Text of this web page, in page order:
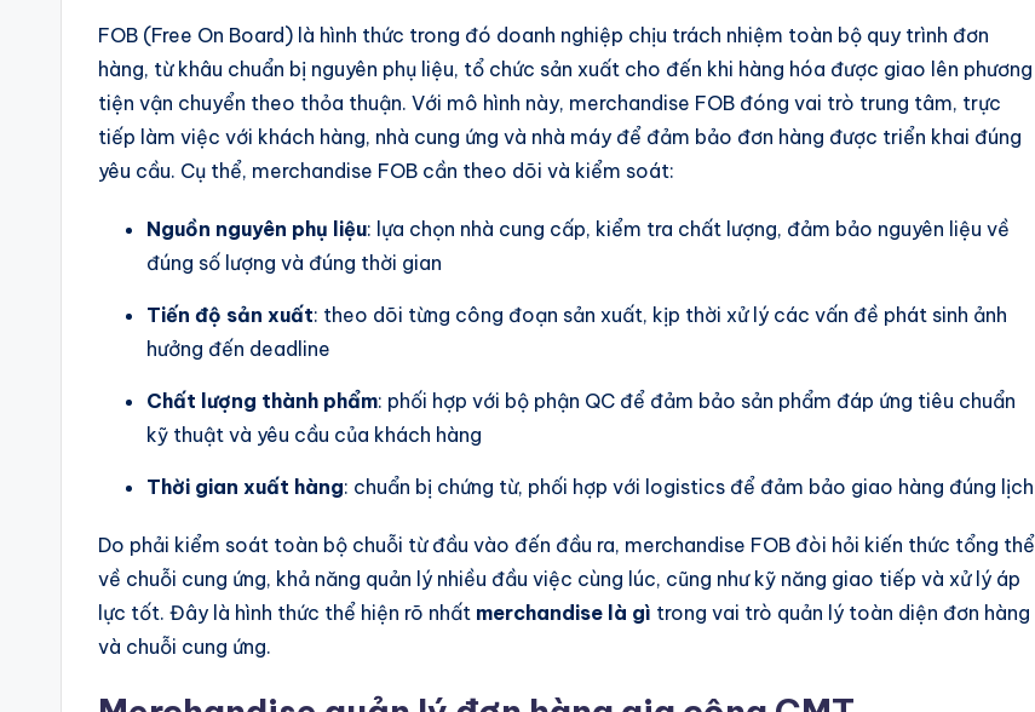
FOB (Free On Board) là hình thức trong đó doanh nghiệp chịu trách nhiệm toàn bộ quy trình đơn
hàng, từ khâu chuẩn bị nguyên phụ liệu, tổ chức sản xuất cho đến khi hàng hóa được giao lên phương
tiện vận chuyển theo thỏa thuận. Với mô hình này, merchandise FOB đóng vai trò trung tâm, trực
tiếp làm việc với khách hàng, nhà cung ứng và nhà máy để đảm bảo đơn hàng được triển khai đúng
yêu cầu. Cụ thể, merchandise FOB cần theo dõi và kiểm soát:
Nguồn nguyên phụ liệu: lựa chọn nhà cung cấp, kiểm tra chất lượng, đảm bảo nguyên liệu về
đúng số lượng và đúng thời gian
Tiến độ sản xuất: theo dõi từng công đoạn sản xuất, kịp thời xử lý các vấn đề phát sinh ảnh
hưởng đến deadline
Chất lượng thành phẩm: phối hợp với bộ phận QC để đảm bảo sản phẩm đáp ứng tiêu chuẩn
kỹ thuật và yêu cầu của khách hàng
Thời gian xuất hàng: chuẩn bị chứng từ, phối hợp với logistics để đảm bảo giao hàng đúng lịch
Do phải kiểm soát toàn bộ chuỗi từ đầu vào đến đầu ra, merchandise FOB đòi hỏi kiến thức tổng thể
về chuỗi cung ứng, khả năng quản lý nhiều đầu việc cùng lúc, cũng như kỹ năng giao tiếp và xử lý áp
lực tốt. Đây là hình thức thể hiện rõ nhất merchandise là gì trong vai trò quản lý toàn diện đơn hàng
và chuỗi cung ứng.